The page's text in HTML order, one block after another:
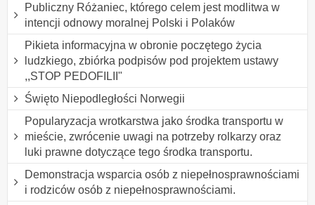
Publiczny Różaniec, którego celem jest modlitwa w
intencji odnowy moralnej Polski i Polaków
Pikieta informacyjna w obronie poczętego życia
ludzkiego, zbiórka podpisów pod projektem ustawy
,,STOP PEDOFILII"
Święto Niepodległości Norwegii
Popularyzacja wrotkarstwa jako środka transportu w
mieście, zwrócenie uwagi na potrzeby rolkarzy oraz
luki prawne dotyczące tego środka transportu.
Demonstracja wsparcia osób z niepełnosprawnościami
i rodziców osób z niepełnosprawnościami.